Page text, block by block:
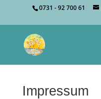
0731 - 92 700 61
Impressum